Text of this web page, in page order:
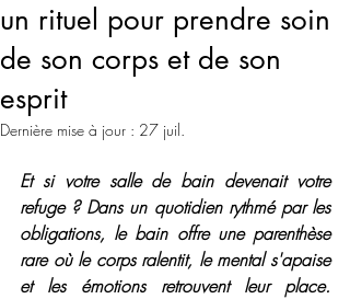
un rituel pour prendre soin
de son corps et de son
esprit
Dernière mise à jour : 27 juil.
Et si votre salle de bain devenait votre
refuge ? Dans un quotidien rythmé par les
obligations, le bain offre une parenthèse
rare où le corps ralentit, le mental s'apaise
et les émotions retrouvent leur place.